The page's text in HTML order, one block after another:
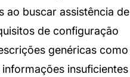
ao buscar assistência de
de configuração
genéricas como
insuficientes